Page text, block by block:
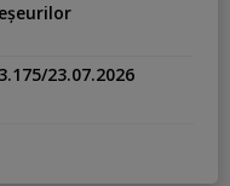
23.07.2026